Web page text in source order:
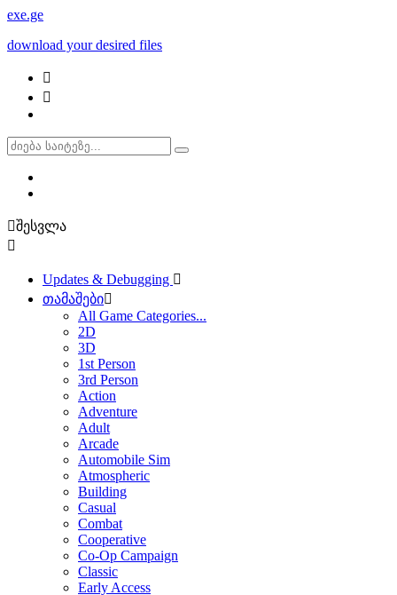
exe.ge
download your desired files
შესვლა
Updates & Debugging
თამაშები
All Game Categories...
2D
3D
1st Person
3rd Person
Action
Adventure
Adult
Arcade
Automobile Sim
Atmospheric
Building
Casual
Combat
Cooperative
Co-Op Campaign
Classic
Early Access